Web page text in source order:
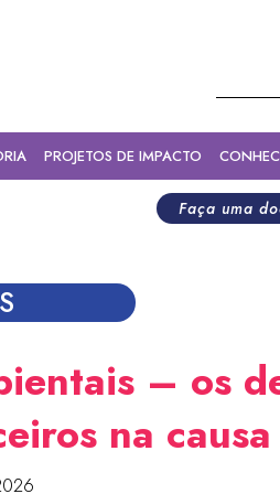
PROJETOS DE IMPACTO
Faça uma
– os
na causa